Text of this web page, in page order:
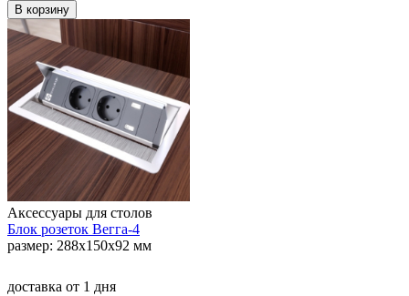
В корзину
Аксессуары для столов
Блок розеток Вегга-4
размер: 288х150х92 мм
доставка от 1 дня